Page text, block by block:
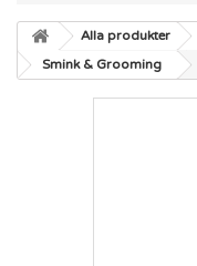
Alla produkter
Smink & Grooming